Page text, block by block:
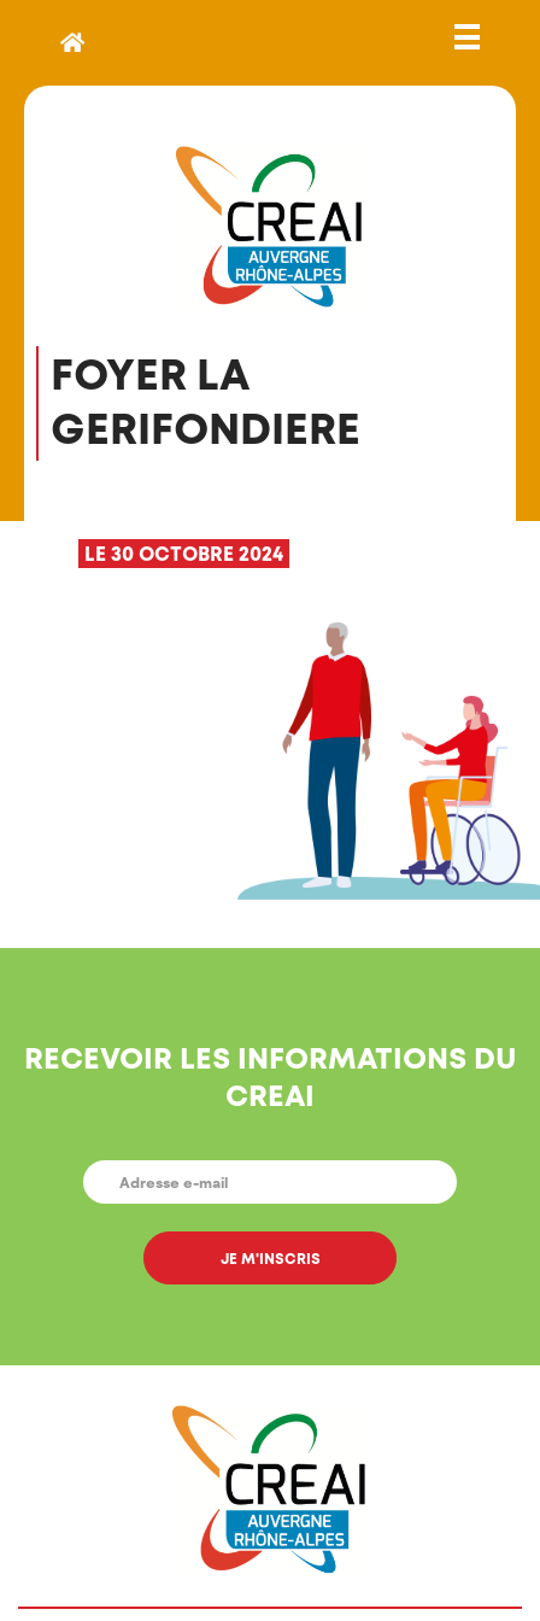
FOYER LA
GERIFONDIERE
LE 30 OCTOBRE 2024
RECEVOIR LES INFORMATIONS DU
CREAI
E-
MAIL *